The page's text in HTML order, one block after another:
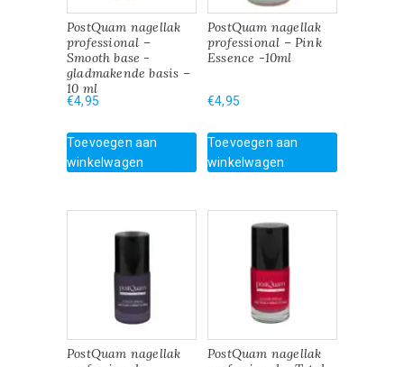
PostQuam nagellak
professional –
Smooth base -
gladmakende basis –
10 ml
€4,95
Toevoegen aan
winkelwagen
PostQuam nagellak
professional – Pink
Essence -10ml
€4,95
Toevoegen aan
winkelwagen
PostQuam nagellak
PostQuam nagellak